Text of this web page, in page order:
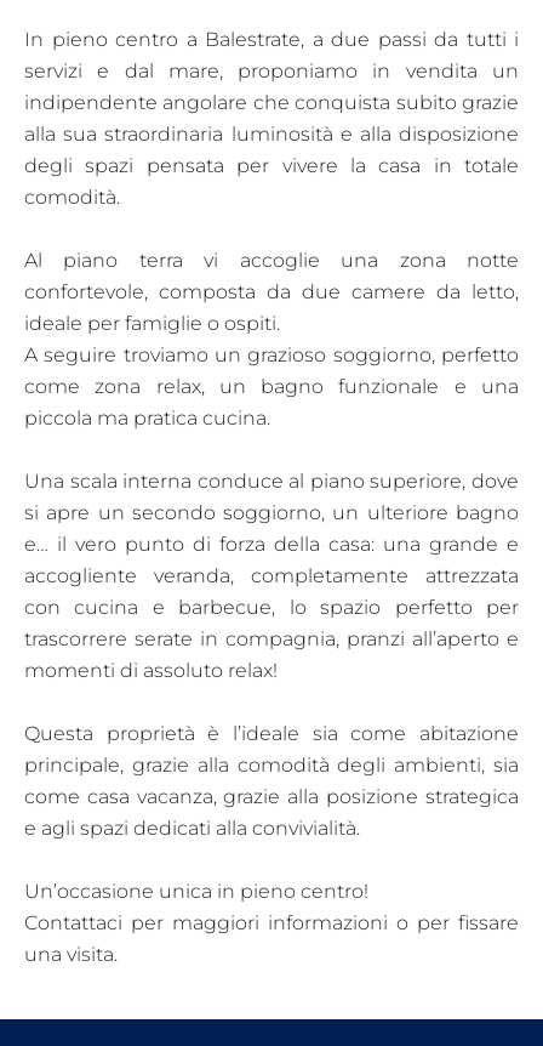
In pieno centro a Balestrate, a due passi da tutti i
servizi e dal mare, proponiamo in vendita un
indipendente angolare che conquista subito grazie
alla sua straordinaria luminosità e alla disposizione
degli spazi pensata per vivere la casa in totale
comodità.
Al piano terra vi accoglie una zona notte
confortevole, composta da due camere da letto,
ideale per famiglie o ospiti.
A seguire troviamo un grazioso soggiorno, perfetto
come zona relax, un bagno funzionale e una
piccola ma pratica cucina.
Una scala interna conduce al piano superiore, dove
si apre un secondo soggiorno, un ulteriore bagno
e… il vero punto di forza della casa: una grande e
accogliente veranda, completamente attrezzata
con cucina e barbecue, lo spazio perfetto per
trascorrere serate in compagnia, pranzi all’aperto e
momenti di assoluto relax!
Questa proprietà è l’ideale sia come abitazione
principale, grazie alla comodità degli ambienti, sia
come casa vacanza, grazie alla posizione strategica
e agli spazi dedicati alla convivialità.
Un’occasione unica in pieno centro!
Contattaci per maggiori informazioni o per fissare
una visita.